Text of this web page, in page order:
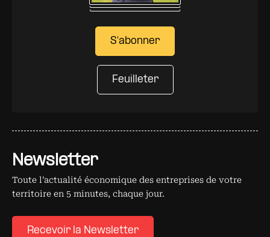
Newsletter
Toute l’actualité économique des entreprises de votre
territoire en 5 minutes, chaque jour.
Recevoir la Newsletter
S'abonner
Feuilleter